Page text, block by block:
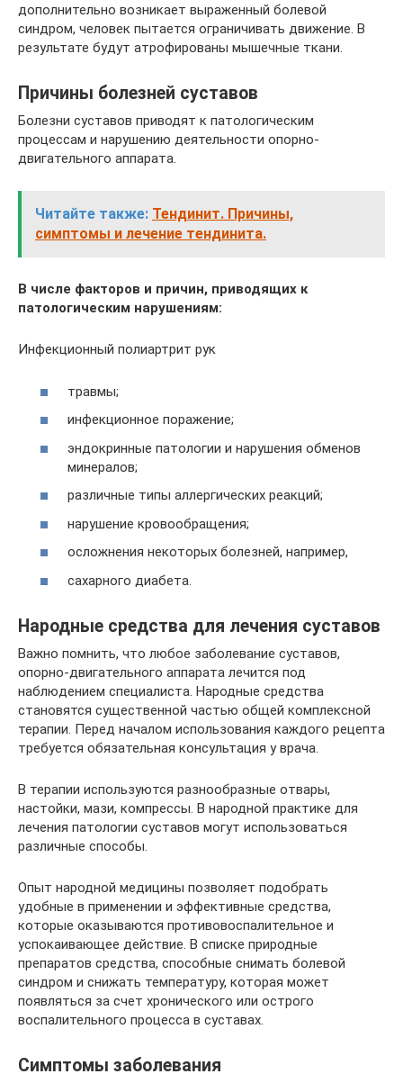
дополнительно возникает выраженный болевой
синдром, человек пытается ограничивать движение. В
результате будут атрофированы мышечные ткани.
Причины болезней суставов
Болезни суставов приводят к патологическим
процессам и нарушению деятельности опорно-
двигательного аппарата.
Читайте также: Тендинит. Причины,
симптомы и лечение тендинита.
В числе факторов и причин, приводящих к
патологическим нарушениям:
Инфекционный полиартрит рук
травмы;
инфекционное поражение;
эндокринные патологии и нарушения обменов
минералов;
различные типы аллергических реакций;
нарушение кровообращения;
осложнения некоторых болезней, например,
сахарного диабета.
Народные средства для лечения суставов
Важно помнить, что любое заболевание суставов,
опорно-двигательного аппарата лечится под
наблюдением специалиста. Народные средства
становятся существенной частью общей комплексной
терапии. Перед началом использования каждого рецепта
требуется обязательная консультация у врача.
В терапии используются разнообразные отвары,
настойки, мази, компрессы. В народной практике для
лечения патологии суставов могут использоваться
различные способы.
Опыт народной медицины позволяет подобрать
удобные в применении и эффективные средства,
которые оказываются противовоспалительное и
успокаивающее действие. В списке природные
препаратов средства, способные снимать болевой
синдром и снижать температуру, которая может
появляться за счет хронического или острого
воспалительного процесса в суставах.
Симптомы заболевания